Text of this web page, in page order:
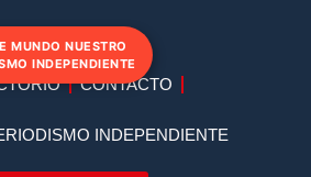
CONTACTO
INDEPENDIENTE
MUNDO NUESTRO
INDEPENDIENTE